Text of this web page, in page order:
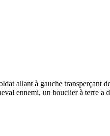
allant à gauche transperçant
ennemi, un bouclier à terre a